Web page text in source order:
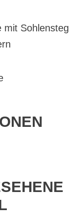
mit Sohlensteg